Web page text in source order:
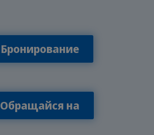
Бронирование
Обращайся на